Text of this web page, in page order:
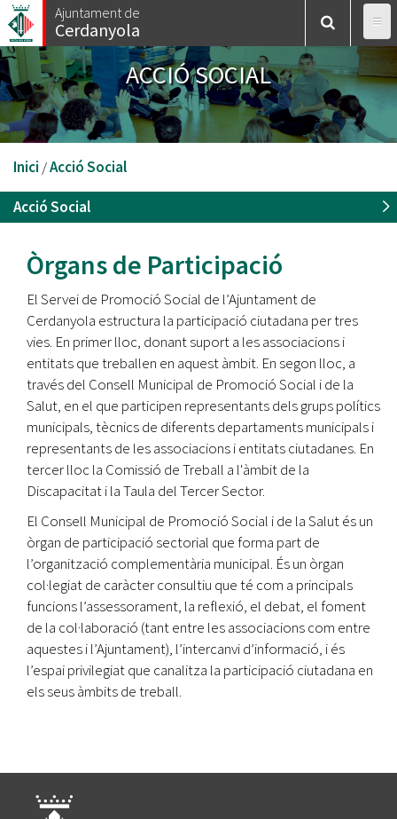
Vés
al
contingut
Ajuntament de
Cerdanyola
ACCIÓ SOCIAL
Esteu
aquí
Inici /Acció Social
Acció Social
Òrgans de Participació
El Servei de Promoció Social de l’Ajuntament de
Cerdanyola estructura la participació ciutadana per tres
vies. En primer lloc, donant suport a les associacions i
entitats que treballen en aquest àmbit. En segon lloc, a
través del Consell Municipal de Promoció Social i de la
Salut, en el que participen representants dels grups polítics
municipals, tècnics de diferents departaments municipals i
representants de les associacions i entitats ciutadanes. En
tercer lloc la Comissió de Treball a l'àmbit de la
Discapacitat i la Taula del Tercer Sector.
El Consell Municipal de Promoció Social i de la Salut és un
òrgan de participació sectorial que forma part de
l’organització complementària municipal. És un òrgan
col·legiat de caràcter consultiu que té com a principals
funcions l’assessorament, la reflexió, el debat, el foment
de la col·laboració (tant entre les associacions com entre
aquestes i l’Ajuntament), l’intercanvi d’informació, i és
l’espai privilegiat que canalitza la participació ciutadana en
els seus àmbits de treball.